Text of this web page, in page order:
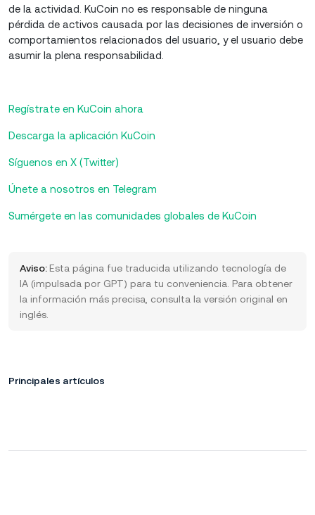
de la actividad. KuCoin no es responsable de ninguna
pérdida de activos causada por las decisiones de inversión o
comportamientos relacionados del usuario, y el usuario debe
asumir la plena responsabilidad.
Regístrate en KuCoin ahora
Descarga la aplicación KuCoin
Síguenos en X (Twitter)
Únete a nosotros en Telegram
Sumérgete en las comunidades globales de KuCoin
Aviso: Esta página fue traducida utilizando tecnología de
IA (impulsada por GPT) para tu conveniencia. Para obtener
la información más precisa, consulta la versión original en
inglés.
Principales artículos